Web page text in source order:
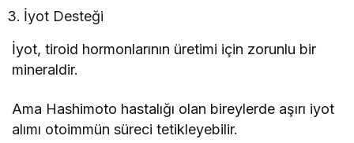
İyot Desteği
İyot, tiroid hormonlarının üretimi için zorunlu bir
mineraldir.
Ama Hashimoto hastalığı olan bireylerde aşırı iyot
alımı otoimmün süreci tetikleyebilir.